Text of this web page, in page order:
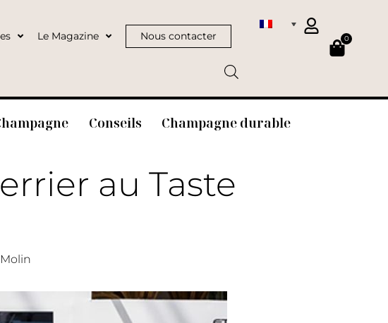
Le Magazine Nous contacter 0
Conseils Champagne durable
au Taste